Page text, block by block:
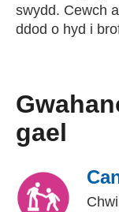
swydd. Cewch
ddod o hyd i
gael